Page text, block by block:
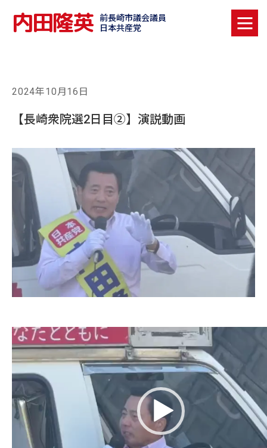
内田隆英
前長崎市議会議員
日本共産党
2024年10月16日
【長崎衆院選2日目②】演説動画
動
画
プ
レ
ー
ヤ